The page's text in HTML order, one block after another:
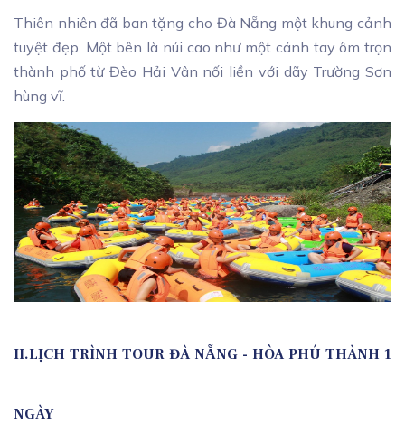
Thiên nhiên đã ban tặng cho Đà Nẵng một khung cảnh
tuyệt đẹp. Một bên là núi cao như một cánh tay ôm trọn
thành phố từ Đèo Hải Vân nối liền với dãy Trường Sơn
hùng vĩ.
II.LỊCH TRÌNH TOUR ĐÀ NẴNG - HÒA PHÚ THÀNH 1
NGÀY